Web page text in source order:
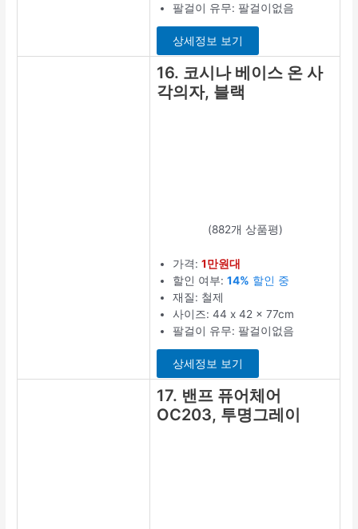
팔걸이 유무: 팔걸이없음
상세정보 보기
16. 코시나 베이스 온 사
각의자, 블랙
(882개 상품평)
가격:1만원대
할인 여부:14% 할인 중
재질: 철제
사이즈: 44 x 42 x 77cm
팔걸이 유무: 팔걸이없음
상세정보 보기
17. 밴프 퓨어체어
OC203, 투명그레이